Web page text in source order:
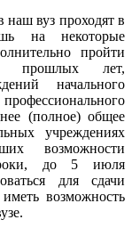
наш вуз проходят в
на некоторые
пройти
прошлых лет,
начального
(полное) общее
учреждениях
возможности
до 5 июля
для сдачи
возможность